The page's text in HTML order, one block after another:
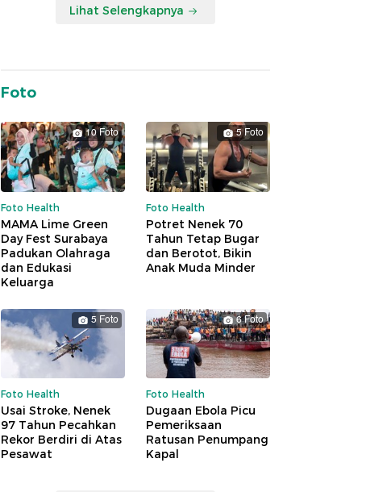
Lihat Selengkapnya
Foto
10 Foto
Foto Health
MAMA Lime Green
Day Fest Surabaya
Padukan Olahraga
dan Edukasi
Keluarga
5 Foto
Foto Health
Potret Nenek 70
Tahun Tetap Bugar
dan Berotot, Bikin
Anak Muda Minder
5 Foto
Foto Health
Usai Stroke, Nenek
97 Tahun Pecahkan
Rekor Berdiri di Atas
Pesawat
6 Foto
Foto Health
Dugaan Ebola Picu
Pemeriksaan
Ratusan Penumpang
Kapal